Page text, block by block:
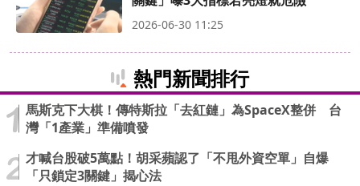
2026-06-30 11:25
熱門新聞排行
馬斯克下大棋！傳特斯拉「去紅鏈」為SpaceX整併 台
灣「1產業」準備噴發
才喊台股破5萬點！胡采蘋認了「不甩外資空單」自爆
「只鎖定3關鍵」揭心法